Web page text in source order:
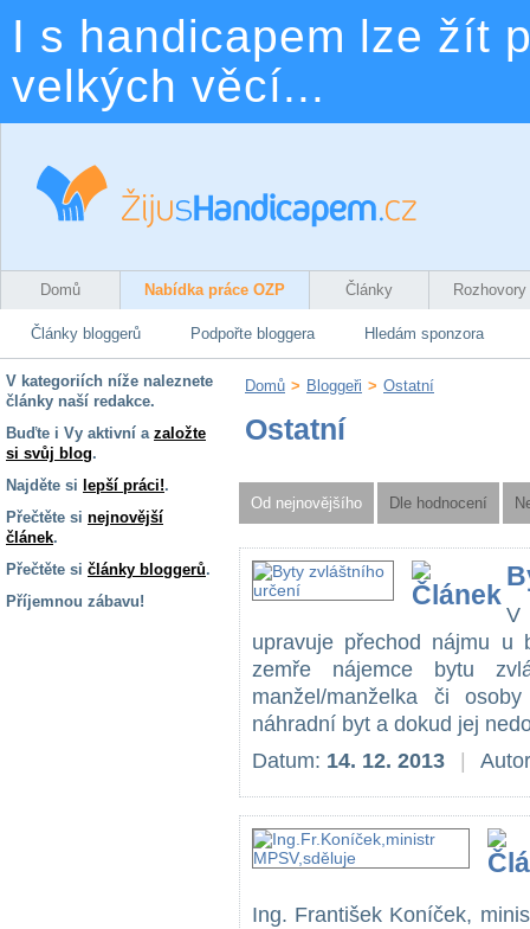
I s handicapem lze žít
velkých věcí...
Domů Nabídka práce OZP Články Rozhovory
Články bloggerů Podpořte bloggera Hledám sponzora
V kategoriích níže naleznete
články naší redakce.
Buďte i Vy aktivní a založte
si svůj blog.
Najděte si lepší práci!.
Přečtěte si nejnovější
článek.
Přečtěte si články bloggerů.
Příjemnou zábavu!
Domů > Bloggeři > Ostatní
Ostatní
Od nejnovějšího Dle hodnocení
V
upravuje přechod nájmu u
zemře nájemce bytu
manžel/manželka či
náhradní byt a dokud jej
Datum: 14. 12. 2013
Ing. František Koníček,